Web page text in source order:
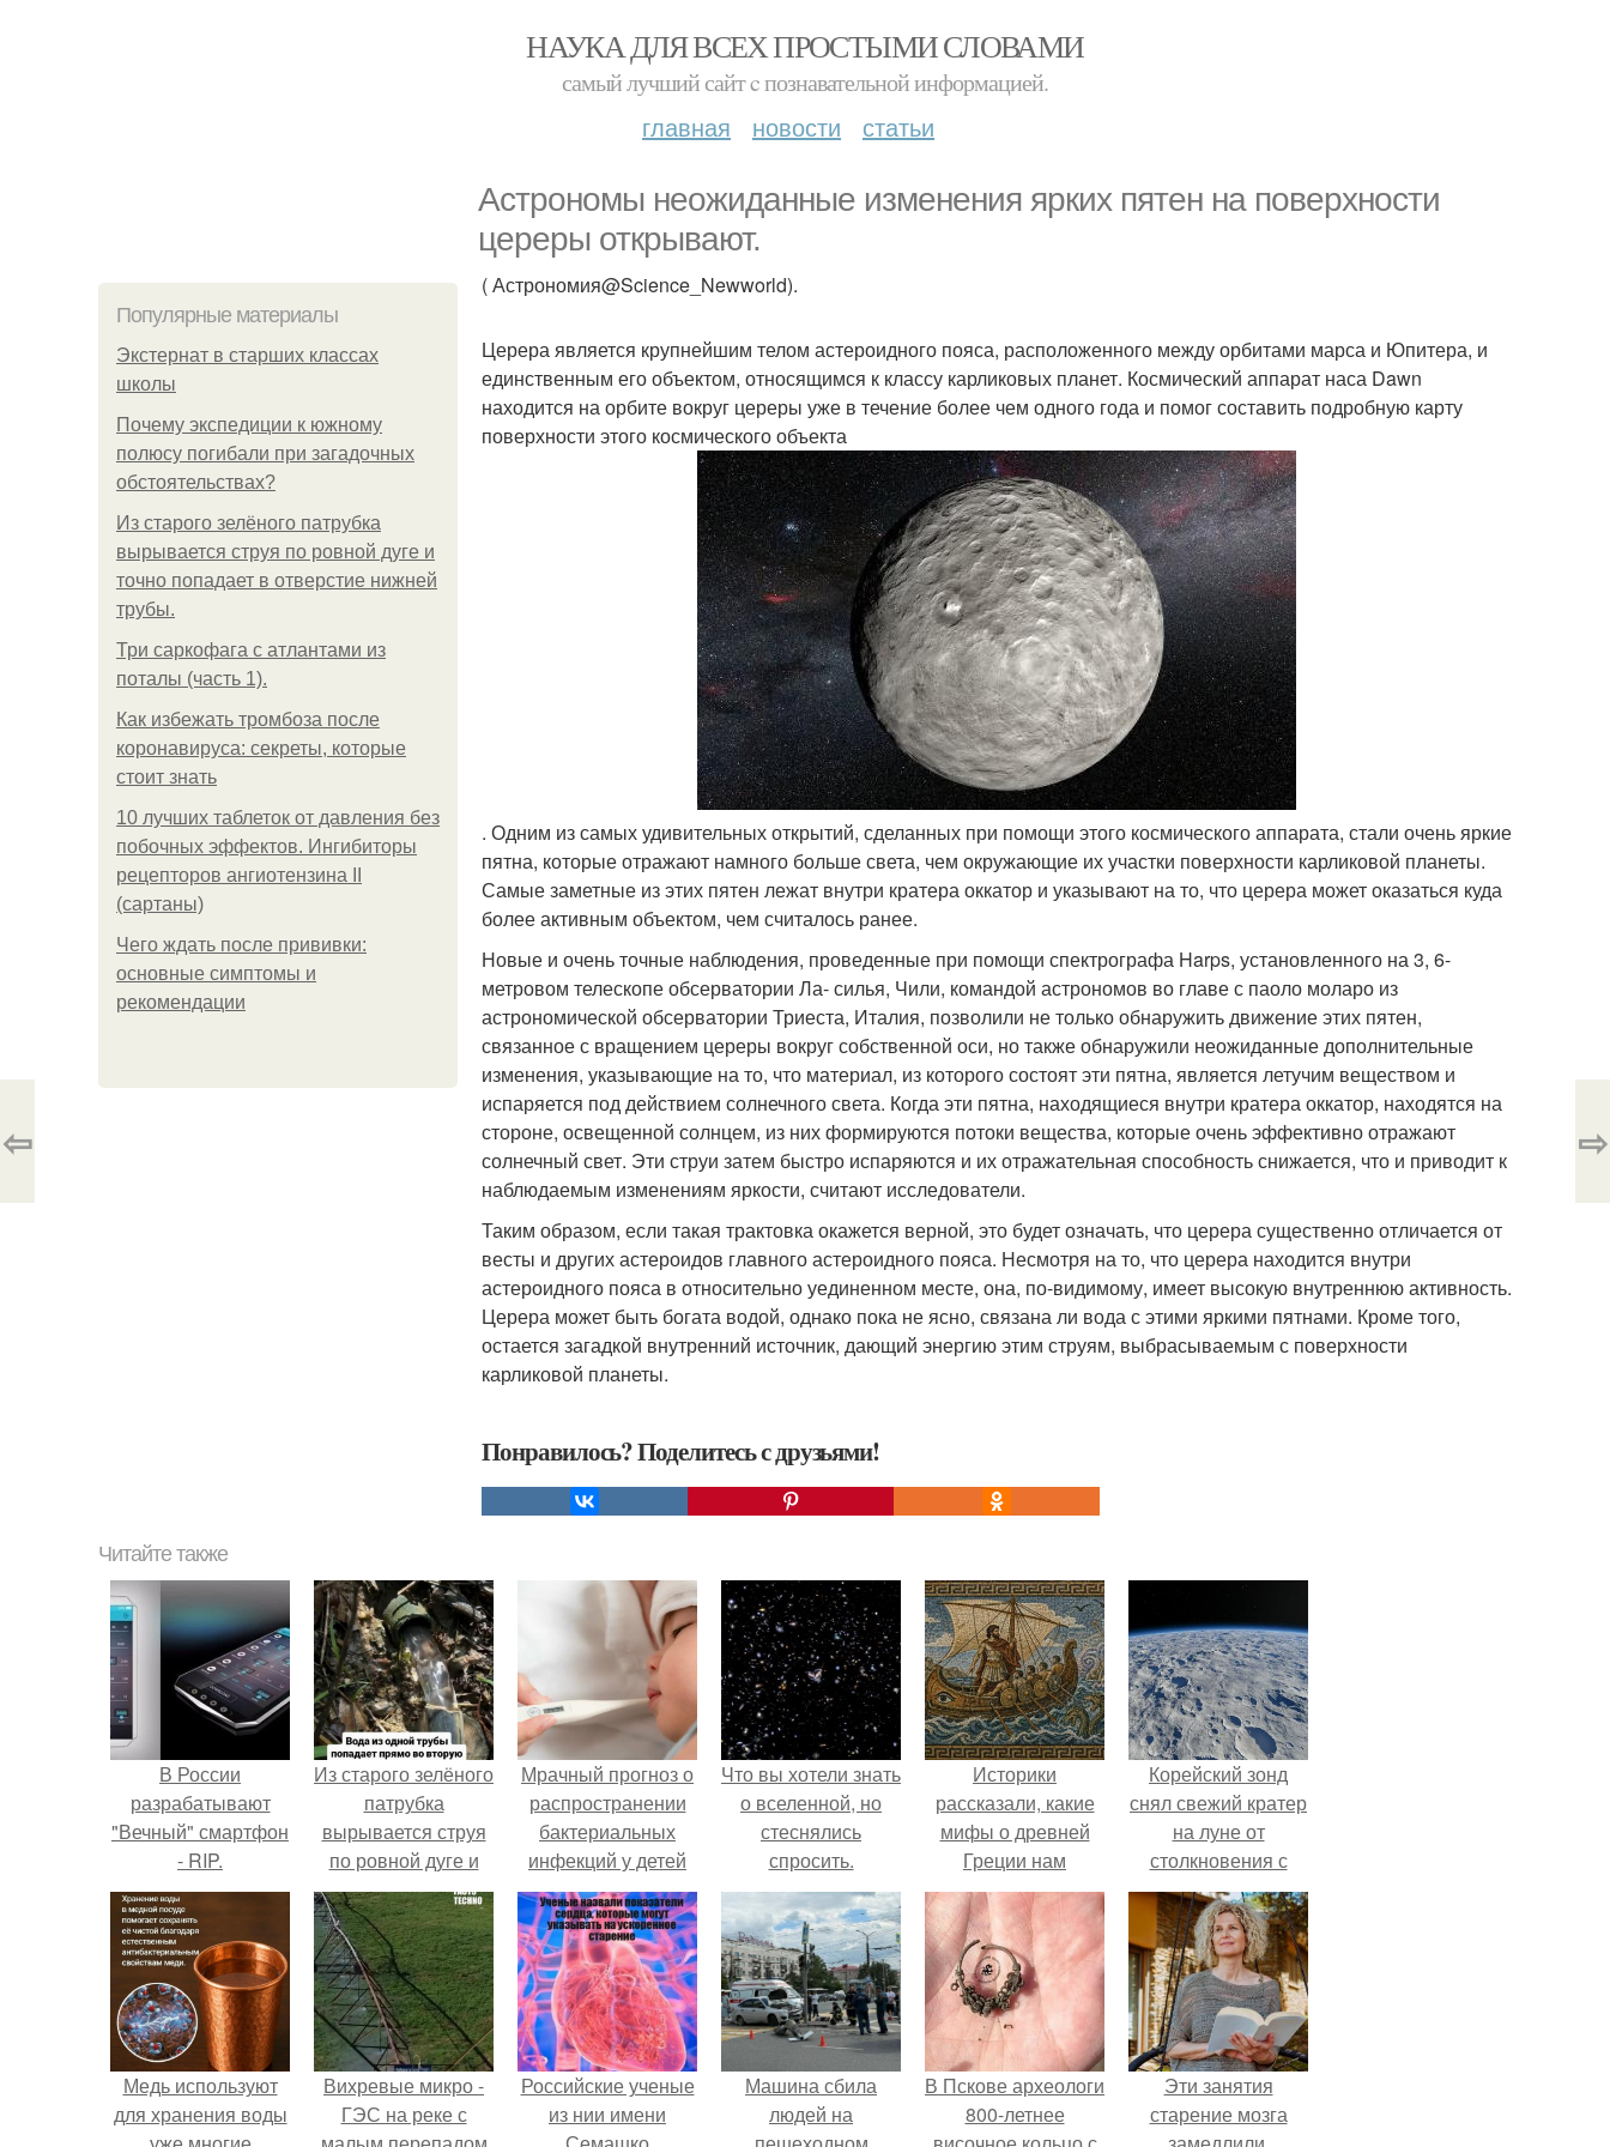
НАУКА ДЛЯ ВСЕХ ПРОСТЫМИ СЛОВАМИ
самый лучший сайт c познавательной информацией.
главная новости статьи
Астрономы неожиданные изменения ярких пятен на поверхности
цереры открывают.
Популярные материалы
Экстернат в старших классах
школы
Почему экспедиции к южному
полюсу погибали при загадочных
обстоятельствах?
Из старого зелёного патрубка
вырывается струя по ровной дуге и
точно попадает в отверстие нижней
трубы.
Три саркофага с атлантами из
поталы (часть 1).
Как избежать тромбоза после
коронавируса: секреты, которые
стоит знать
10 лучших таблеток от давления без
побочных эффектов. Ингибиторы
рецепторов ангиотензина ІІ
(сартаны)
Чего ждать после прививки:
основные симптомы и
рекомендации
( Астрономия@Science_Newworld).
Церера является крупнейшим телом астероидного пояса, расположенного между орбитами марса и Юпитера, и
единственным его объектом, относящимся к классу карликовых планет. Космический аппарат наса Dawn
находится на орбите вокруг цереры уже в течение более чем одного года и помог составить подробную карту
поверхности этого космического объекта
. Одним из самых удивительных открытий, сделанных при помощи этого космического аппарата, стали очень яркие
пятна, которые отражают намного больше света, чем окружающие их участки поверхности карликовой планеты.
Самые заметные из этих пятен лежат внутри кратера оккатор и указывают на то, что церера может оказаться куда
более активным объектом, чем считалось ранее.
Новые и очень точные наблюдения, проведенные при помощи спектрографа Harps, установленного на 3, 6-
метровом телескопе обсерватории Ла- силья, Чили, командой астрономов во главе с паоло моларо из
астрономической обсерватории Триеста, Италия, позволили не только обнаружить движение этих пятен,
связанное с вращением цереры вокруг собственной оси, но также обнаружили неожиданные дополнительные
изменения, указывающие на то, что материал, из которого состоят эти пятна, является летучим веществом и
испаряется под действием солнечного света. Когда эти пятна, находящиеся внутри кратера оккатор, находятся на
стороне, освещенной солнцем, из них формируются потоки вещества, которые очень эффективно отражают
солнечный свет. Эти струи затем быстро испаряются и их отражательная способность снижается, что и приводит к
наблюдаемым изменениям яркости, считают исследователи.
Таким образом, если такая трактовка окажется верной, это будет означать, что церера существенно отличается от
весты и других астероидов главного астероидного пояса. Несмотря на то, что церера находится внутри
астероидного пояса в относительно уединенном месте, она, по-видимому, имеет высокую внутреннюю активность.
Церера может быть богата водой, однако пока не ясно, связана ли вода с этими яркими пятнами. Кроме того,
остается загадкой внутренний источник, дающий энергию этим струям, выбрасываемым с поверхности
карликовой планеты.
Понравилось? Поделитесь с друзьями!
⇦ ⇨
Читайте также
В России
разрабатывают
"Вечный" смартфон
- RIP.
Из старого зелёного
патрубка
вырывается струя
по ровной дуге и
точно попадает в
отверстие нижней
трубы.
Мрачный прогноз о
распространении
бактериальных
инфекций у детей
вышел.
Что вы хотели знать
о вселенной, но
стеснялись
спросить.
Историки
рассказали, какие
мифы о древней
Греции нам
навязало кино.
Корейский зонд
снял свежий кратер
на луне от
столкновения с
обломком Falcon 9.
Медь используют
для хранения воды
Вихревые микро -
ГЭС на реке с
Российские ученые
из нии имени
Машина сбила
людей на
В Пскове археологи
800-летнее
Эти занятия
старение мозга